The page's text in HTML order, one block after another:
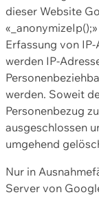
dieser Website
Erfassung von
werden IP-
werden. Soweit
Personenbezug
ausgeschlossen
umgehend
Nur in
Server von